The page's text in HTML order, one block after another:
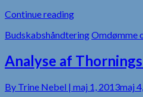
Continue reading
BudskabshåndteringOmdømme
Analyse af
By Trine Nebel | maj 1, 2013maj